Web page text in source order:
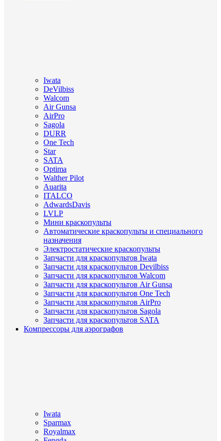
Iwata
DeVilbiss
Walcom
Air Gunsa
AirPro
Sagola
DURR
One Tech
Star
SATA
Optima
Walther Pilot
Auarita
ITALCO
AdwardsDavis
LVLP
Мини краскопульты
Автоматические краскопульты и специального
назначения
Электростатические краскопульты
Запчасти для краскопультов Iwata
Запчасти для краскопультов Devilbiss
Запчасти для краскопультов Walcom
Запчасти для краскопультов Air Gunsa
Запчасти для краскопультов One Tech
Запчасти для краскопультов AirPro
Запчасти для краскопультов Sagola
Запчасти для краскопультов SATA
Компрессоры для аэрографов
Iwata
Sparmax
Royalmax